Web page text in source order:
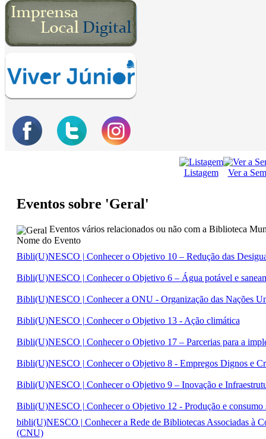
Listagem Ver a
Eventos sobre 'Geral'
Eventos vários relacionados ou não com a Biblioteca
Nome do Evento
Bibli(U)NESCO | Conhecer o Objetivo 10 – Redução das
Bibli(U)NESCO | Conhecer o Objetivo 6 – Água potável e
Bibli(U)NESCO | Conhecer a ONU - Organização das Nações
Bibli(U)NESCO | Conhecer o Objetivo 13 - Ação climática
Bibli(U)NESCO | Conhecer o Objetivo 17 – Parcerias para a
Bibli(U)NESCO | Conhecer o Objetivo 8 - Empregos Dignos e
Bibli(U)NESCO | Conhecer o Objetivo 9 – Inovação e
Bibli(U)NESCO | Conhecer o Objetivo 12 - Produção e consumo
bibli(U)NESCO | Conhecer a Rede de Bibliotecas Associadas à
(CNU)